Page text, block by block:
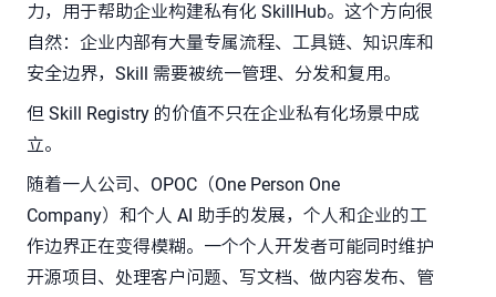
力，用于帮助企业构建私有化 SkillHub。这个方向很
自然：企业内部有大量专属流程、工具链、知识库和
安全边界，Skill 需要被统一管理、分发和复用。
但 Skill Registry 的价值不只在企业私有化场景中成
立。
随着一人公司、OPOC（One Person One
Company）和个人 AI 助手的发展，个人和企业的工
作边界正在变得模糊。一个个人开发者可能同时维护
开源项目、处理客户问题、写文档、做内容发布、管